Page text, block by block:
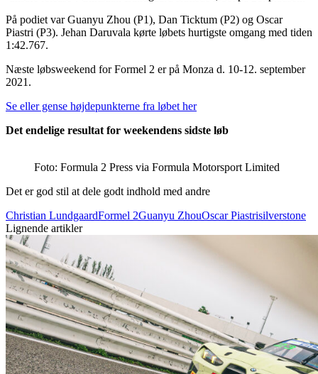
På podiet var Guanyu Zhou (P1), Dan Ticktum (P2) og Oscar
Piastri (P3). Jehan Daruvala kørte løbets hurtigste omgang med tiden
1:42.767.
Næste løbsweekend for Formel 2 er på Monza d. 10-12. september
2021.
Se eller gense højdepunkterne fra løbet her
Det endelige resultat for weekendens sidste løb
Foto: Formula 2 Press via Formula Motorsport Limited
Det er god stil at dele godt indhold med andre
Christian LundgaardFormel 2Guanyu ZhouOscar Piastrisilverstone
Lignende artikler